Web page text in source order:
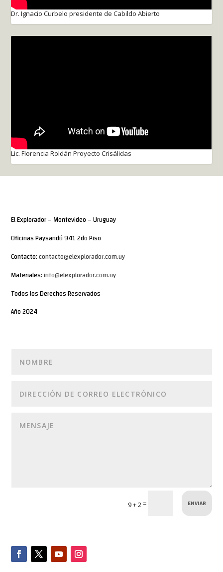
Dr. Ignacio Curbelo presidente de Cabildo Abierto
Lic. Florencia Roldán Proyecto Crisálidas
El Explorador – Montevideo – Uruguay
Oficinas Paysandú 941 2do Piso
Contacto:contacto@elexplorador.com.uy
Materiales:info@elexplorador.com.uy
Todos los Derechos Reservados
Año 2024
9 + 2= ENVIAR